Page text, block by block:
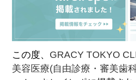
この度、 GRACY TOKYO
美容医療(自由診療・審美歯